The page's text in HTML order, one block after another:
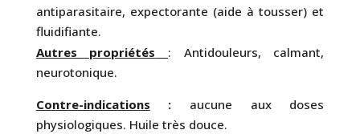
antiparasitaire, expectorante (aide à tousser) et
fluidifiante.
Autres propriétés
: Antidouleurs, calmant,
neurotonique.
Contre-indications : aucune aux doses
physiologiques. Huile très douce.